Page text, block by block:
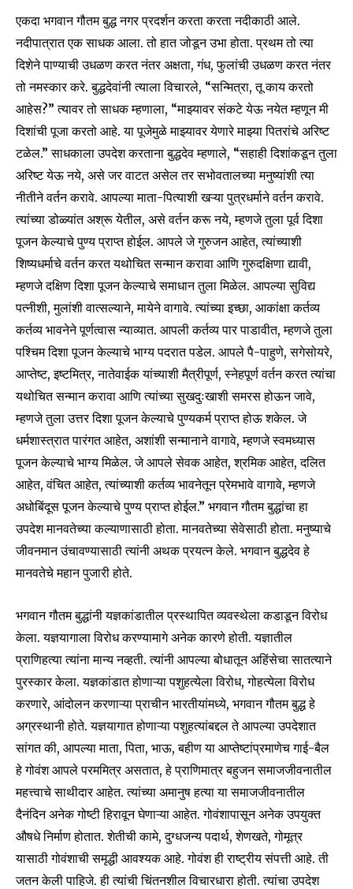
एकदा भगवान गौतम बुद्ध नगर प्रदर्शन करता करता नदीकाठी आले.
नदीपात्रात एक साधक आला. तो हात जोडून उभा होता. प्रथम तो त्या
दिशेने पाण्याची उधळण करत नंतर अक्षता, गंध, फुलांची उधळण करत नंतर
तो नमस्कार करे. बुद्धदेवांनी त्याला विचारले, “सन्मित्रा, तू काय करतो
आहेस?” त्यावर तो साधक म्हणाला, “माझ्यावर संकटे येऊ नयेत म्हणून मी
दिशांची पूजा करतो आहे. या पूजेमुळे माझ्यावर येणारे माझ्या पितरांचे अरिष्ट
टळेल.” साधकाला उपदेश करताना बुद्धदेव म्हणाले, “सहाही दिशांकडून तुला
अरिष्ट येऊ नये, असे जर वाटत असेल तर सभोवतालच्या मनुष्यांशी त्या
नीतीने वर्तन करावे. आपल्या माता-पित्याशी खऱ्या पुत्रधर्माने वर्तन करावे.
त्यांच्या डोळ्यांत अश्रू येतील, असे वर्तन करू नये, म्हणजे तुला पूर्व दिशा
पूजन केल्याचे पुण्य प्राप्त होईल. आपले जे गुरुजन आहेत, त्यांच्याशी
शिष्यधर्माचे वर्तन करत यथोचित सन्मान करावा आणि गुरुदक्षिणा द्यावी,
म्हणजे दक्षिण दिशा पूजन केल्याचे समाधान तुला मिळेल. आपल्या सुविद्य
पत्नीशी, मुलांशी वात्सल्याने, मायेने वागावे. त्यांच्या इच्छा, आकांक्षा कर्तव्य
कर्तव्य भावनेने पूर्णत्वास न्याव्यात. आपली कर्तव्य पार पाडावीत, म्हणजे तुला
पश्चिम दिशा पूजन केल्याचे भाग्य पदरात पडेल. आपले पै-पाहुणे, सगेसोयरे,
आप्तेष्ट, इष्टमित्र, नातेवाईक यांच्याशी मैत्रीपूर्ण, स्नेहपूर्ण वर्तन करत त्यांचा
यथोचित सन्मान करावा आणि त्यांच्या सुखदुःखाशी समरस होऊन जावे,
म्हणजे तुला उत्तर दिशा पूजन केल्याचे पुण्यकर्म प्राप्त होऊ शकेल. जे
धर्मशास्त्रात पारंगत आहेत, अशांशी सन्मानाने वागावे, म्हणजे स्वमध्यास
पूजन केल्याचे भाग्य मिळेल. जे आपले सेवक आहेत, श्रमिक आहेत, दलित
आहेत, वंचित आहेत, त्यांच्याशी कर्तव्य भावनेतून प्रेमभावे वागावे, म्हणजे
अधोबिंदूस पूजन केल्याचे पुण्य प्राप्त होईल.” भगवान गौतम बुद्धांचा हा
उपदेश मानवतेच्या कल्याणासाठी होता. मानवतेच्या सेवेसाठी होता. मनुष्याचे
जीवनमान उंचावण्यासाठी त्यांनी अथक प्रयत्न केले. भगवान बुद्धदेव हे
मानवतेचे महान पुजारी होते.
भगवान गौतम बुद्धांनी यज्ञकांडातील प्रस्थापित व्यवस्थेला कडाडून विरोध
केला. यज्ञयागाला विरोध करण्यामागे अनेक कारणे होती. यज्ञातील
प्राणिहत्या त्यांना मान्य नव्हती. त्यांनी आपल्या बोधातून अहिंसेचा सातत्याने
पुरस्कार केला. यज्ञकांडात होणाऱ्या पशुहत्येला विरोध, गोहत्येला विरोध
करणारे, आंदोलन करणाऱ्या प्राचीन भारतीयांमध्ये, भगवान गौतम बुद्ध हे
अग्रस्थानी होते. यज्ञयागात होणाऱ्या पशुहत्यांबद्दल ते आपल्या उपदेशात
सांगत की, आपल्या माता, पिता, भाऊ, बहीण या आप्तेष्टांप्रमाणेच गाई-बैल
हे गोवंश आपले परममित्र असतात, हे प्राणिमात्र बहुजन समाजजीवनातील
महत्त्वाचे साथीदार आहेत. त्यांच्या अमानुष हत्या या समाजजीवनातील
दैनंदिन अनेक गोष्टी हिरावून घेणाऱ्या आहेत. गोवंशापासून अनेक उपयुक्त
औषधे निर्माण होतात. शेतीची कामे, दुग्धजन्य पदार्थ, शेणखते, गोमूत्र
यासाठी गोवंशाची समृद्धी आवश्यक आहे. गोवंश ही राष्ट्रीय संपत्ती आहे. ती
जतन केली पाहिजे. ही त्यांची चिंतनशील विचारधारा होती. त्यांचा उपदेश